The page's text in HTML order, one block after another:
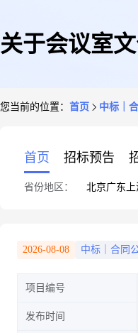
关于会议室
您当前的位置： 首页 中标｜
首页 招标预告
省份地区： 北京广东
2026-08-08 中标｜合同
项目编号
发布时间